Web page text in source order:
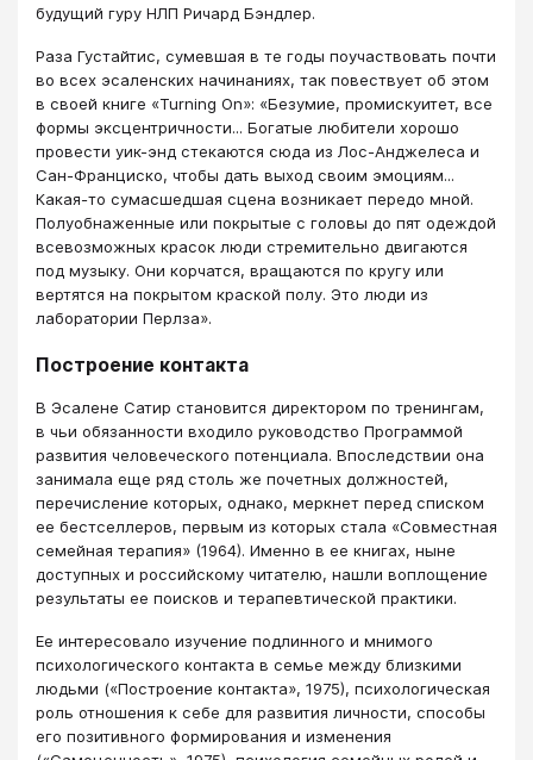
будущий гуру НЛП Ричард Бэндлер.
Раза Густайтис, сумевшая в те годы поучаствовать почти
во всех эсаленских начинаниях, так повествует об этом
в своей книге «Turning On»: «Безумие, промискуитет, все
формы эксцентричности... Богатые любители хорошо
провести уик-энд стекаются сюда из Лос-Анджелеса и
Сан-Франциско, чтобы дать выход своим эмоциям...
Какая-то сумасшедшая сцена возникает передо мной.
Полуобнаженные или покрытые с головы до пят одеждой
всевозможных красок люди стремительно двигаются
под музыку. Они корчатся, вращаются по кругу или
вертятся на покрытом краской полу. Это люди из
лаборатории Перлза».
Построение контакта
В Эсалене Сатир становится директором по тренингам,
в чьи обязанности входило руководство Программой
развития человеческого потенциала. Впоследствии она
занимала еще ряд столь же почетных должностей,
перечисление которых, однако, меркнет перед списком
ее бестселлеров, первым из которых стала «Совместная
семейная терапия» (1964). Именно в ее книгах, ныне
доступных и российскому читателю, нашли воплощение
результаты ее поисков и терапевтической практики.
Ее интересовало изучение подлинного и мнимого
психологического контакта в семье между близкими
людьми («Построение контакта», 1975), психологическая
роль отношения к себе для развития личности, способы
его позитивного формирования и изменения